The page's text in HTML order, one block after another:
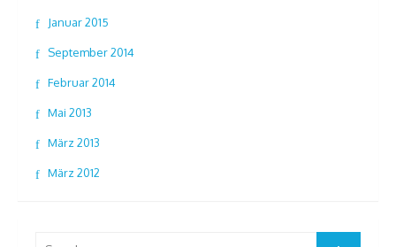
Januar 2015
September 2014
Februar 2014
Mai 2013
März 2013
März 2012